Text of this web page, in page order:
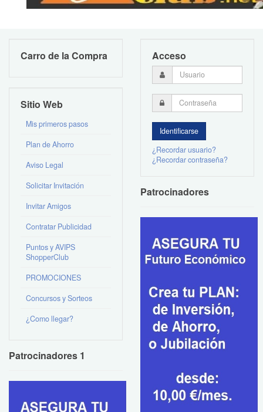
Carro de la Compra
Sitio Web
Mis primeros pasos
Plan de Ahorro
Aviso Legal
Solicitar Invitación
Invitar Amigos
Contratar Publicidad
Puntos y AVIPS
ShopperClub
PROMOCIONES
Concursos y Sorteos
¿Como llegar?
Patrocinadores 1
Acceso
¿Recordar usuario?
¿Recordar contraseña?
Patrocinadores